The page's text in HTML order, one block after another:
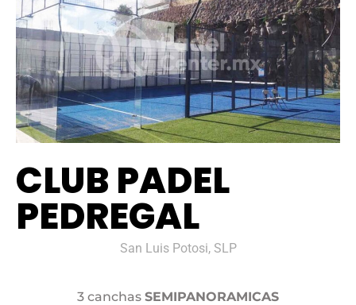
CLUB PADEL
PEDREGAL
San Luis Potosi, SLP
3 canchas SEMIPANORAMICAS